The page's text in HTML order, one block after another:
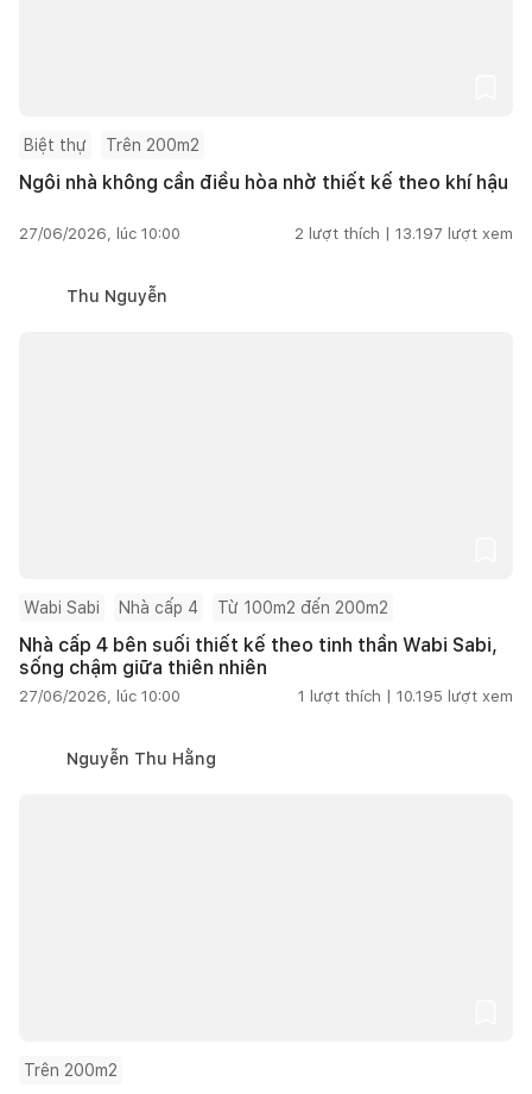
Biệt thự Trên 200m2
Ngôi nhà không cần điều hòa nhờ thiết kế theo khí hậu
27/06/2026, lúc 10:00 2 lượt thích | 13.197 lượt xem
Thu Nguyễn
Wabi Sabi Nhà cấp 4 Từ 100m2 đến 200m2
Nhà cấp 4 bên suối thiết kế theo tinh thần Wabi Sabi,
sống chậm giữa thiên nhiên
27/06/2026, lúc 10:00 1 lượt thích | 10.195 lượt xem
Nguyễn Thu Hằng
Trên 200m2